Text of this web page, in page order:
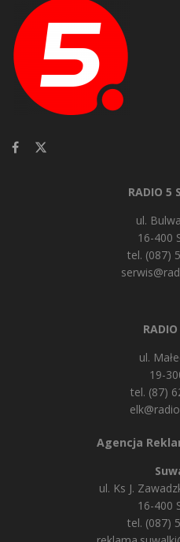
RADIO 5
ul.
16-400
tel. (087)
ul.
19-
tel. (87)
Agencja
ul. Ks J.
16-400
tel. (087)